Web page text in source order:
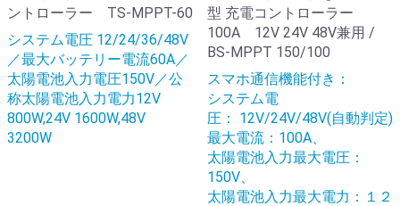
ントローラー TS-MPPT-60
システム電圧 12/24/36/48V
／最大バッテリー電流60A／
太陽電池入力電圧150V／公
称太陽電池入力電力12V
800W,24V 1600W,48V
3200W
型 充電コントローラー
100A 12V 24V 48V兼用 /
BS-MPPT 150/100
スマホ通信機能付き：
システム電
圧： 12V/24V/48V(自動判定)
最大電流：100A、
太陽電池入力最大電圧：
150V、
太陽電池入力最大電力：１２